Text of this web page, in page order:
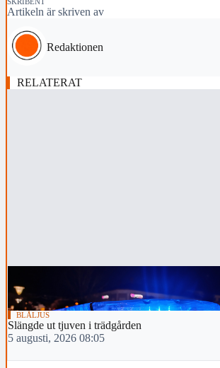
Artikeln är skriven av
Redaktionen
RELATERAT
BLÅLJUS
Slängde ut tjuven i trädgården
5 augusti, 2026 08:05